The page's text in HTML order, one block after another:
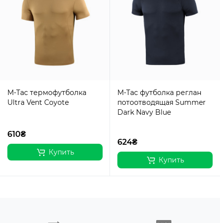
M-Tac термофутболка
Ultra Vent Coyote
610₴
Купить
M-Tac футболка реглан
потоотводящая Summer
Dark Navy Blue
624₴
Купить